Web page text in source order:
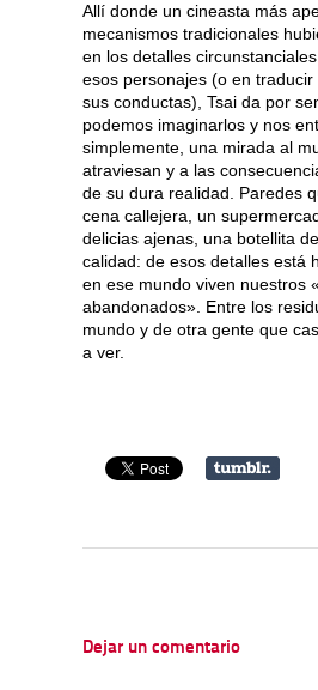
Allí donde un cineasta más
mecanismos tradicionales
en los detalles
esos personajes (o en
sus conductas), Tsai da por
podemos imaginarlos y nos
simplemente, una mirada al
atraviesan y a las
de su dura realidad. Paredes
cena callejera, un
delicias ajenas, una botellita
calidad: de esos detalles está
en ese mundo viven nuestros
abandonados». Entre los
mundo y de otra gente que
a ver.
Dejar un comentario